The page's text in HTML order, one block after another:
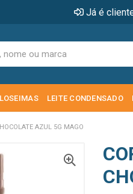
Já é
LEITE CONDENSADO
AZUL 5G MAGO